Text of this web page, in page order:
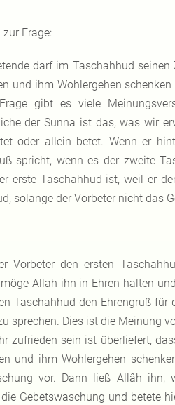
Frage:
darf im Taschahhud
und ihm Wohlergehen
gibt es viele
der Sunna ist das, was wir
oder allein betet. Wenn er
spricht, wenn es der zweite
erste Taschahhud ist, weil er
solange der Vorbeter nicht das
Vorbeter den ersten
Allah ihn in Ehren halten
Taschahhud den Ehrengruß
sprechen. Dies ist die Meinung
zufrieden sein ist überliefert,
und ihm Wohlergehen
vor. Dann ließ Allâh
Gebetswaschung und betete